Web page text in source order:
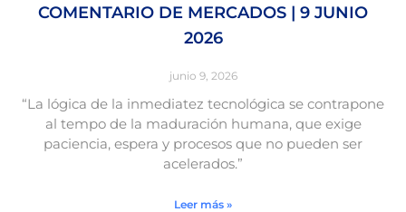
COMENTARIO DE MERCADOS | 9 JUNIO
2026
junio 9, 2026
“La lógica de la inmediatez tecnológica se contrapone
al tempo de la maduración humana, que exige
paciencia, espera y procesos que no pueden ser
acelerados.”
Leer más »